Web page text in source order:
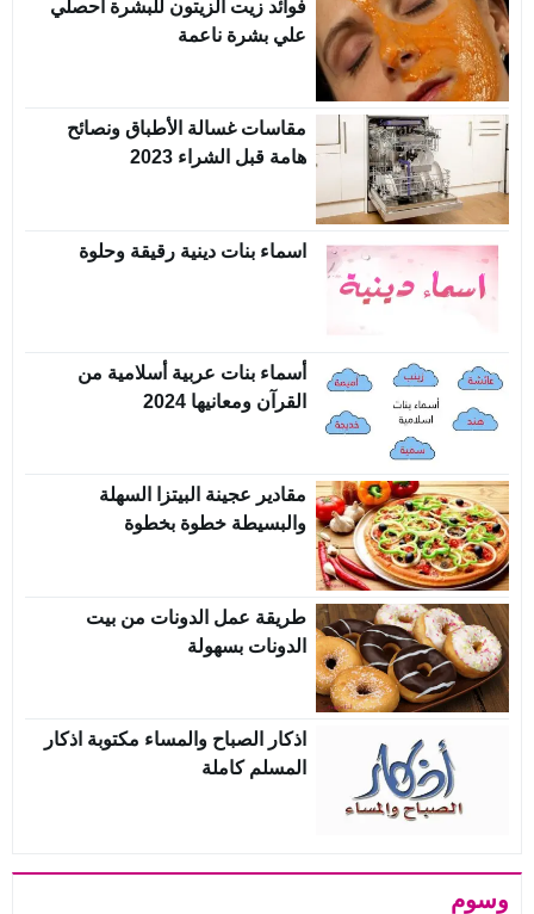
فوائد زيت الزيتون للبشرة احصلي
علي بشرة ناعمة
مقاسات غسالة الأطباق ونصائح
هامة قبل الشراء 2023
اسماء بنات دينية رقيقة وحلوة
أسماء بنات عربية أسلامية من
القرآن ومعانيها 2024
مقادير عجينة البيتزا السهلة
والبسيطة خطوة بخطوة
طريقة عمل الدونات من بيت
الدونات بسهولة
اذكار الصباح والمساء مكتوبة اذكار
المسلم كاملة
وسوم